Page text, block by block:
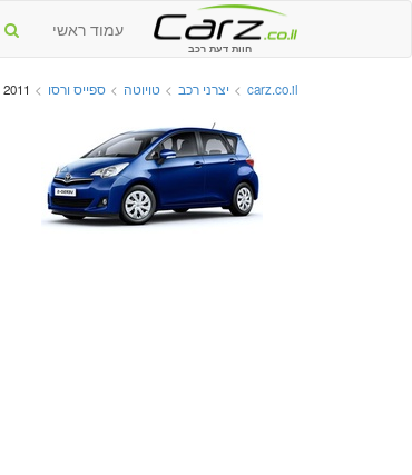
חוות דעת רכב
עמוד ראשי
carz.co.il
> יצרני רכב > טויוטה > ספייס ורסו > 2011 - 2016 - סקירה מקיפה